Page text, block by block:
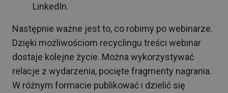
LinkedIn.
Następnie ważne jest to, co robimy po webinarze.
Dzięki możliwościom recyclingu treści webinar
dostaje kolejne życie. Można wykorzystywać
relacje z wydarzenia, pocięte fragmenty nagrania.
W różnym formacie publikować i dzielić się